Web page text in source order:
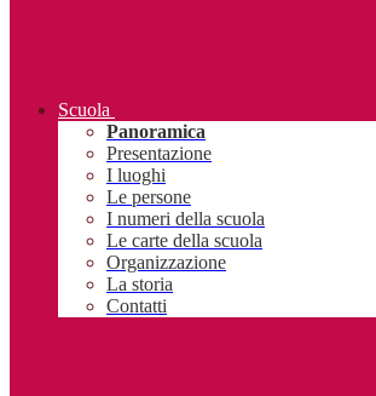
Scuola
Panoramica
Presentazione
I luoghi
Le persone
I numeri della scuola
Le carte della scuola
Organizzazione
La storia
Contatti